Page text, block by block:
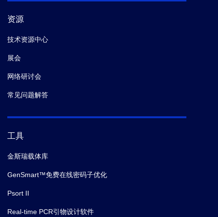
资源
技术资源中心
展会
网络研讨会
常见问题解答
工具
金斯瑞载体库
GenSmart™免费在线密码子优化
Psort II
Real-time PCR引物设计软件